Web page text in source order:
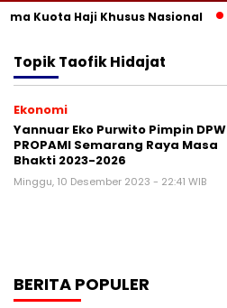
Kuota Haji Khusus Nasional
TopikTaofik Hidajat
Ekonomi
Yannuar Eko Purwito Pimpin DPW
PROPAMI Semarang Raya Masa
Bhakti 2023-2026
Minggu, 10 Desember 2023 - 22:41 WIB
BERITA POPULER